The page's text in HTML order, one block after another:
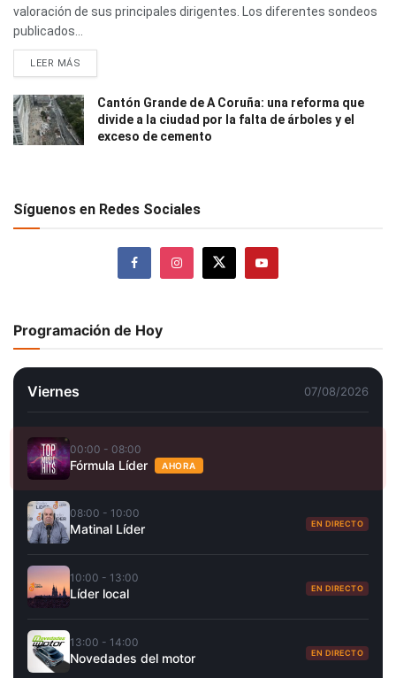
valoración de sus principales dirigentes. Los diferentes sondeos
publicados...
LEER MÁS
Cantón Grande de A Coruña: una reforma que
divide a la ciudad por la falta de árboles y el
exceso de cemento
Síguenos en Redes Sociales
Programación de Hoy
Viernes 07/08/2026
00:00 - 08:00
Fórmula Líder AHORA
08:00 - 10:00
Matinal Líder EN DIRECTO
10:00 - 13:00
Líder local EN DIRECTO
13:00 - 14:00
Novedades del motor EN DIRECTO